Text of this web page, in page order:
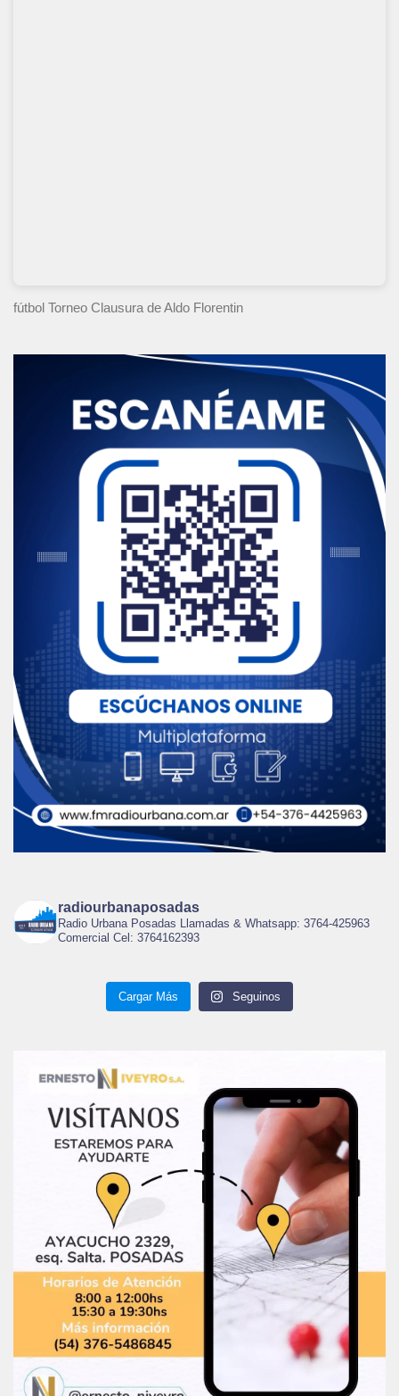
fútbol Torneo Clausura de Aldo Florentin
radiourbanaposadas
Radio Urbana Posadas Llamadas & Whatsapp: 3764-425963
Comercial Cel: 3764162393
Cargar Más Seguinos